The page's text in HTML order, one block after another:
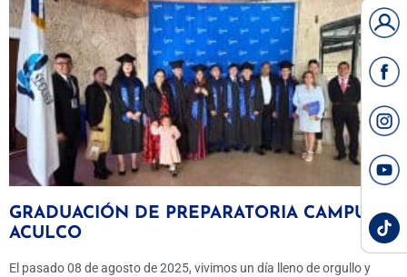
GRADUACIÓN DE PREPARATORIA CAMPUS
ACULCO
El pasado 08 de agosto de 2025, vivimos un día lleno de orgullo y